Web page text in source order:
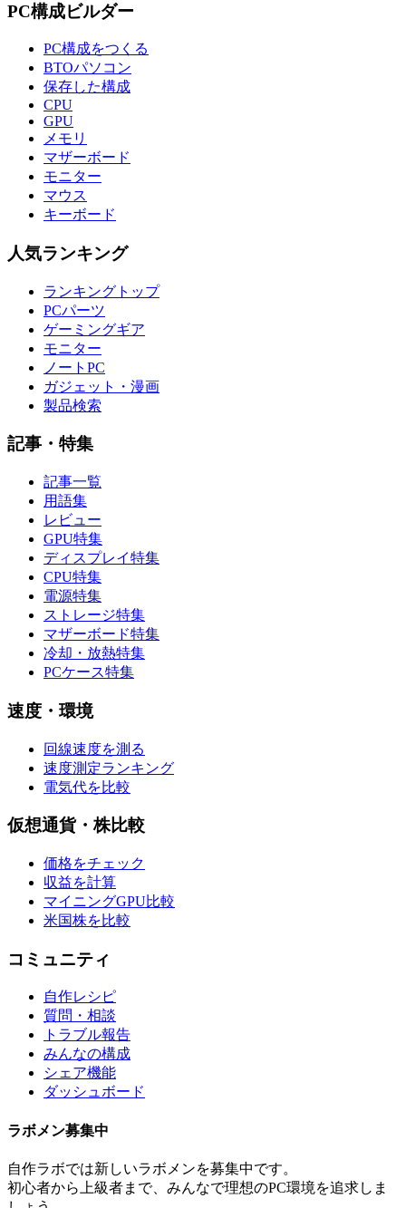
PC構成ビルダー
PC構成をつくる
BTOパソコン
保存した構成
CPU
GPU
メモリ
マザーボード
モニター
マウス
キーボード
人気ランキング
ランキングトップ
PCパーツ
ゲーミングギア
モニター
ノートPC
ガジェット・漫画
製品検索
記事・特集
記事一覧
用語集
レビュー
GPU特集
ディスプレイ特集
CPU特集
電源特集
ストレージ特集
マザーボード特集
冷却・放熱特集
PCケース特集
速度・環境
回線速度を測る
速度測定ランキング
電気代を比較
仮想通貨・株比較
価格をチェック
収益を計算
マイニングGPU比較
米国株を比較
コミュニティ
自作レシピ
質問・相談
トラブル報告
みんなの構成
シェア機能
ダッシュボード
ラボメン募集中
自作ラボでは新しいラボメンを募集中です。
初心者から上級者まで、みんなで理想のPC環境を追求しま